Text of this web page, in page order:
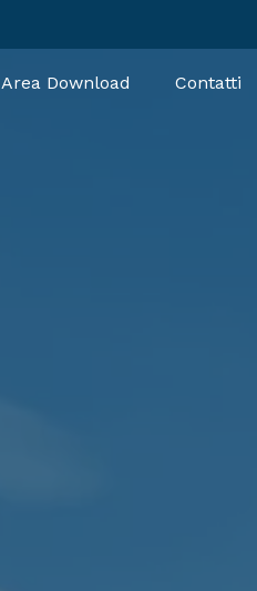
Area Download Contatti